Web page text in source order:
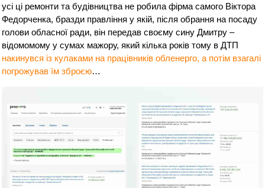
усі ці ремонти та будівництва не робила фірма самого Віктора
Федорченка, бразди правління у якій, після обрання на посаду
голови обласної ради, він передав своєму сину Дмитру –
відомомому у сумах мажору, який кілька років тому в ДТП
накинувся із кулаками на працівників обленерго, а потім взагалі
погрожував їм зброєю…